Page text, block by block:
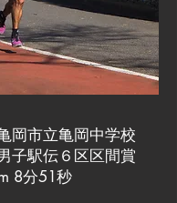
岡市立亀岡中学校
子駅伝６区区間賞
8分51秒